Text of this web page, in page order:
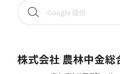
株式会社 農林中金総